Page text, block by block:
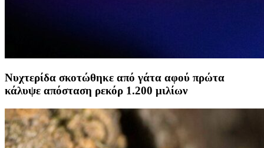
Νυχτερίδα σκοτώθηκε από γάτα αφού πρώτα
κάλυψε απόσταση ρεκόρ 1.200 μιλίων